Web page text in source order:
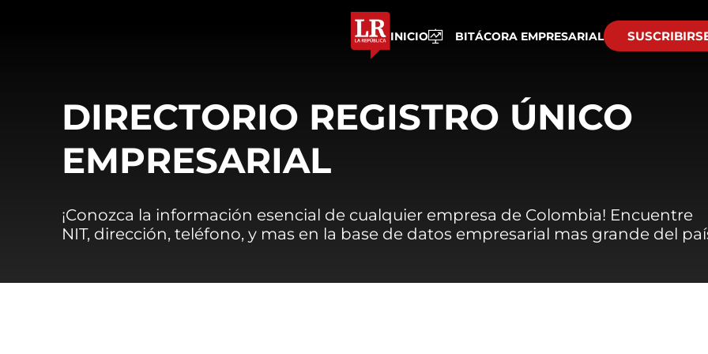
INICIO BITÁCORA EMPRESARIAL
DIRECTORIO REGISTRO ÚNICO
EMPRESARIAL
¡Conozca la información esencial de cualquier empresa de Colombia! Encuentre
NIT, dirección, teléfono, y mas en la base de datos empresarial mas grande del